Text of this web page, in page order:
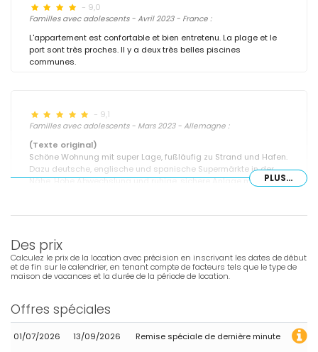
- 9,0
Familles avec adolescents - Avril 2023 - France :
L'appartement est confortable et bien entretenu. La plage et le
port sont très proches. Il y a deux très belles piscines
communes.
- 9,1
Familles avec adolescents - Mars 2023 - Allemagne :
(Texte original)
Schöne Wohnung mit super Lage, fußläufig zu Strand und Hafen.
Dazu deutsche, englische und spanische Supermärkte in der
Nähe. Hohe Abwechslung und ruhige, sichere Anlage mit
(Traduit par Google)
plage et du port. De plus, supermarchés allemands, anglais et
espagnols à proximité. Complexe très varié et calme et sûr avec
jardin et piscines bien entretenus.
- 6,1
PLUS...
Des prix
Calculez le prix de la location avec précision en inscrivant les dates de début
et de fin sur le calendrier, en tenant compte de facteurs tels que le type de
maison de vacances et la durée de la période de location.
Offres spéciales
01/07/2026 13/09/2026 Remise spéciale de dernière minute